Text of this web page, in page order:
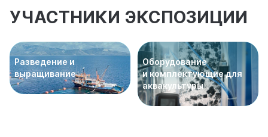
УЧАСТНИКИ ЭКСПОЗИЦИИ
Разведение и
выращивание
Оборудование
и комплектующие для
аквакультуры